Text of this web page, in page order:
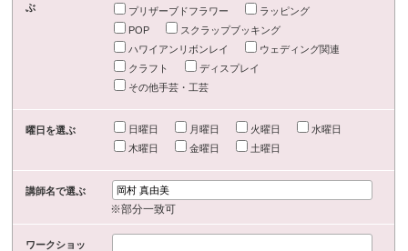
ぶ
プリザーブドフラワー
ラッピング
POP
スクラップブッキング
ハワイアンリボンレイ
ウェディング関連
クラフト
ディスプレイ
その他手芸・工芸
曜日を選ぶ 日曜日 月曜日 火曜日
水曜日
木曜日
金曜日 土曜日
講師名で選ぶ
※部分一致可
ワークショッ